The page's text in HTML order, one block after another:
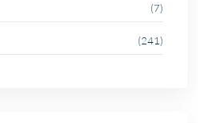
(7)
(241)